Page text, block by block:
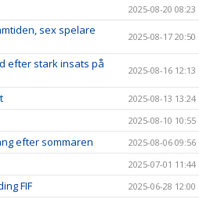
2025-08-20 08:23
sex spelare
2025-08-17 20:50
efter stark insats på
2025-08-16 12:13
2025-08-13 13:24
2025-08-10 10:55
efter sommaren 2025-08-06 09:56
2025-07-01 11:44
FIF 2025-06-28 12:00